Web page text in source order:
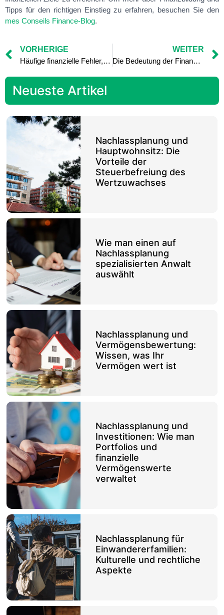
Tipps für den richtigen Einstieg zu erfahren, besuchen Sie den
mes Conseils Finance-Blog.
VORHERIGE
Häufige finanzielle Fehler, die sich durch eine gute Finanzbildung vermeiden lassen
WEITER
Die Bedeutung der Finanzbildung in der Schule: Wie sie in den Lehrplan integriert werden kann
Neueste Artikel
Nachlassplanung und
Hauptwohnsitz: Die
Vorteile der
Steuerbefreiung des
Wertzuwachses
Wie man einen auf
Nachlassplanung
spezialisierten Anwalt
auswählt
Nachlassplanung und
Vermögensbewertung:
Wissen, was Ihr
Vermögen wert ist
Nachlassplanung und
Investitionen: Wie man
Portfolios und
finanzielle
Vermögenswerte
verwaltet
Nachlassplanung für
Einwandererfamilien:
Kulturelle und rechtliche
Aspekte